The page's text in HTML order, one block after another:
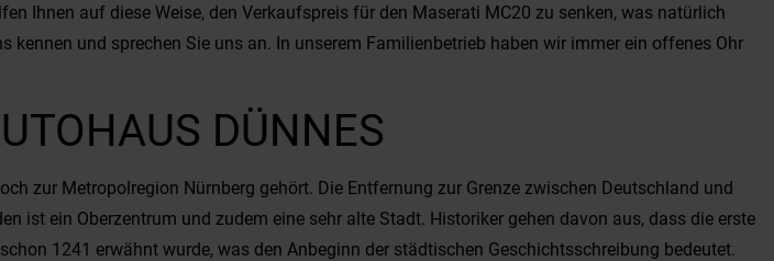
Ihnen auf diese Weise, den Verkaufspreis für den Maserati MC20 zu senken, was natürlich
und sprechen Sie uns an. In unserem Familienbetrieb haben wir immer ein offenes Ohr
DÜNNES
zur Metropolregion Nürnberg gehört. Die Entfernung zur Grenze zwischen Deutschland und
ist ein Oberzentrum und zudem eine sehr alte Stadt. Historiker gehen davon aus, dass die erste
1241 erwähnt wurde, was den Anbeginn der städtischen Geschichtsschreibung bedeutet.